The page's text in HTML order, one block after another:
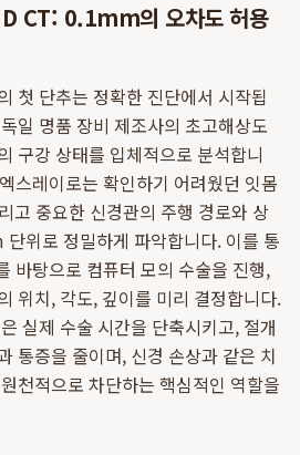
CT: 0.1mm의 오차도 허용
첫 단추는 정확한 진단에서 시작됩
일 명품 장비 제조사의 초고해상도
구강 상태를 입체적으로 분석합니
스레이로는 확인하기 어려웠던 잇몸
고 중요한 신경관의 주행 경로와 상
위로 정밀하게 파악합니다. 이를 통
바탕으로 컴퓨터 모의 수술을 진행,
위치, 각도, 깊이를 미리 결정합니다.
실제 수술 시간을 단축시키고, 절개
통증을 줄이며, 신경 손상과 같은 치
천적으로 차단하는 핵심적인 역할을